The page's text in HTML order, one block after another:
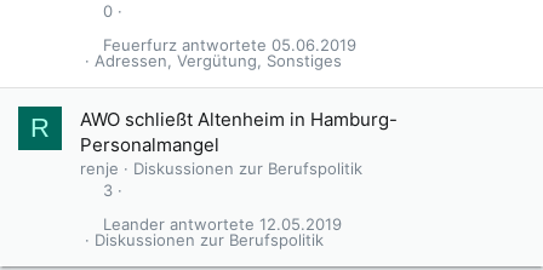
0
Adressen, Vergütung, Sonstiges
05.06.2019
Feuerfurz
R
AWO schließt Altenheim in Hamburg-
Personalmangel
renje
Diskussionen zur Berufspolitik
3
Diskussionen zur Berufspolitik
12.05.2019
Leander